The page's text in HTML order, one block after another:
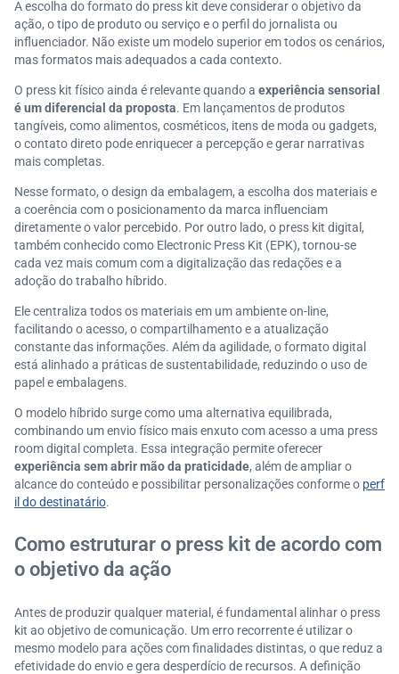
A escolha do formato do press kit deve considerar o objetivo da
ação, o tipo de produto ou serviço e o perfil do jornalista ou
influenciador. Não existe um modelo superior em todos os cenários,
mas formatos mais adequados a cada contexto.
O press kit físico ainda é relevante quando a experiência sensorial
é um diferencial da proposta. Em lançamentos de produtos
tangíveis, como alimentos, cosméticos, itens de moda ou gadgets,
o contato direto pode enriquecer a percepção e gerar narrativas
mais completas.
Nesse formato, o design da embalagem, a escolha dos materiais e
a coerência com o posicionamento da marca influenciam
diretamente o valor percebido. Por outro lado, o press kit digital,
também conhecido como Electronic Press Kit (EPK), tornou-se
cada vez mais comum com a digitalização das redações e a
adoção do trabalho híbrido.
Ele centraliza todos os materiais em um ambiente on-line,
facilitando o acesso, o compartilhamento e a atualização
constante das informações. Além da agilidade, o formato digital
está alinhado a práticas de sustentabilidade, reduzindo o uso de
papel e embalagens.
O modelo híbrido surge como uma alternativa equilibrada,
combinando um envio físico mais enxuto com acesso a uma press
room digital completa. Essa integração permite oferecer
experiência sem abrir mão da praticidade, além de ampliar o
alcance do conteúdo e possibilitar personalizações conforme o perf
il do destinatário.
Como estruturar o press kit de acordo com
o objetivo da ação
Antes de produzir qualquer material, é fundamental alinhar o press
kit ao objetivo de comunicação. Um erro recorrente é utilizar o
mesmo modelo para ações com finalidades distintas, o que reduz a
efetividade do envio e gera desperdício de recursos. A definição